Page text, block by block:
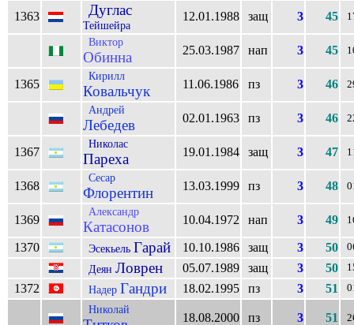
1363 Дуглас
Тейшейра
12.01.1988 защ 3 45
Виктор
Обинна 25.03.1987 нап 3 45
1365
Кирилл
Ковальчук 11.06.1986 пз 3 46
Андрей
Лебедев 02.01.1963 пз 3 46
1367
Николас
Пареха 19.01.1984 защ 3 47
1368
Сесар
Флорентин 13.03.1999 пз 3 48
1369
Александр
Катасонов 10.04.1972 нап 3 49
1370 Эсекьель Гарай 10.10.1986 защ 3 50
Деян Ловрен 05.07.1989 защ 3 50
1372 Надер Гандри 18.02.1995 пз 3 51
Николай
18.08.2000 пз 3 51